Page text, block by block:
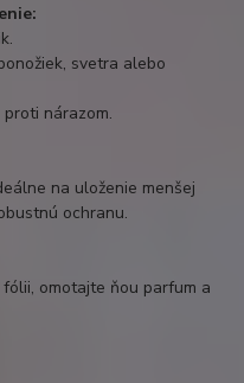
svetra alebo
nárazom.
na uloženie menšej
ochranu.
omotajte ňou parfum a